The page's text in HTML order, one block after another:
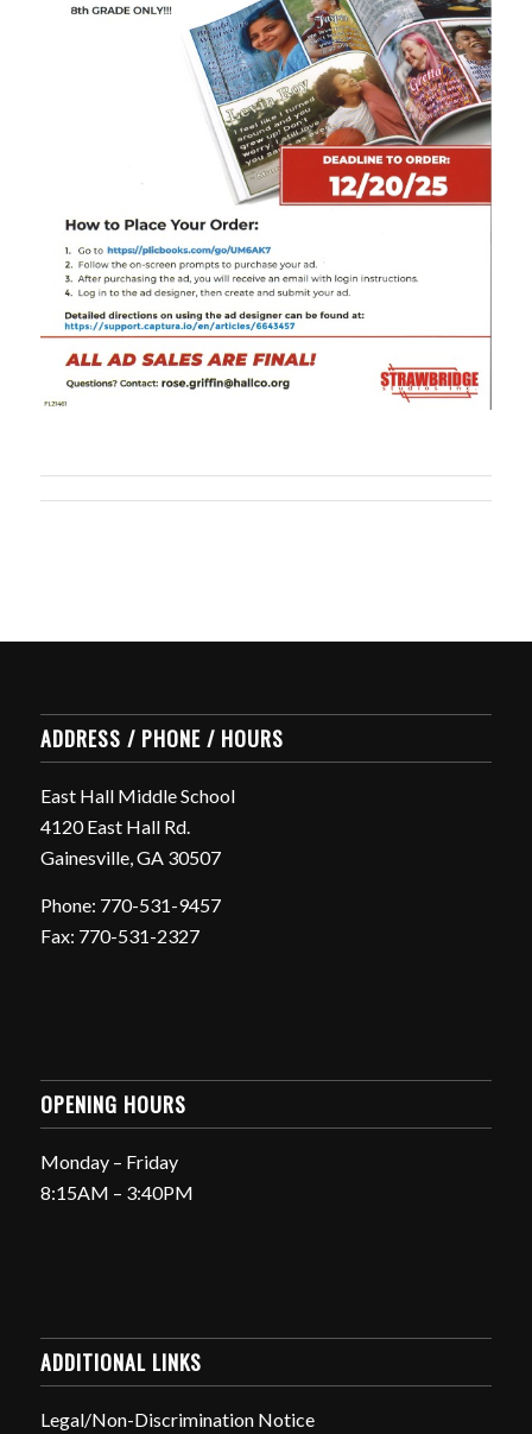
ADDRESS / PHONE / HOURS
East Hall Middle School
4120 East Hall Rd.
Gainesville, GA 30507
Phone: 770-531-9457
Fax: 770-531-2327
OPENING HOURS
Monday – Friday
8:15AM – 3:40PM
ADDITIONAL LINKS
Legal/Non-Discrimination Notice